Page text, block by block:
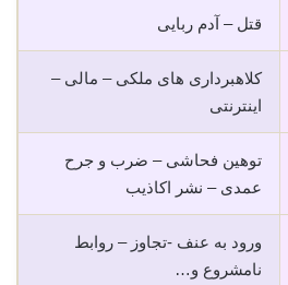
قتل – آدم ربایی
کلاهبرداری های ملکی – مالی –
اینترنتی
توهین فحاشی – ضرب و جرح
عمدی – نشر اکاذیب
ورود به عنف -تجاوز – روابط
نامشروع و…